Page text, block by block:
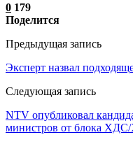
0 179
Поделится
Предыдущая запись
Эксперт назвал
Следующая запись
NTV опубликовал
министров от блока